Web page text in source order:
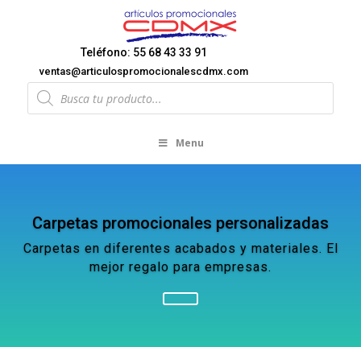
Teléfono: 55 68 43 33 91
ventas@articulospromocionalescdmx.com
Products
search
Menu
Carpetas promocionales personalizadas
Carpetas en diferentes acabados y materiales. El
mejor regalo para empresas.